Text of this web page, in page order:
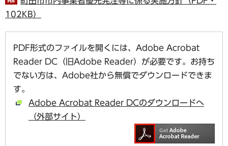
102KB）
PDF形式のファイルを開くには、Adobe Acrobat
Reader DC（旧Adobe Reader）が必要です。お持ち
でない方は、Adobe社から無償でダウンロードできま
す。
Adobe Acrobat Reader DCのダウンロードへ
（外部サイト）